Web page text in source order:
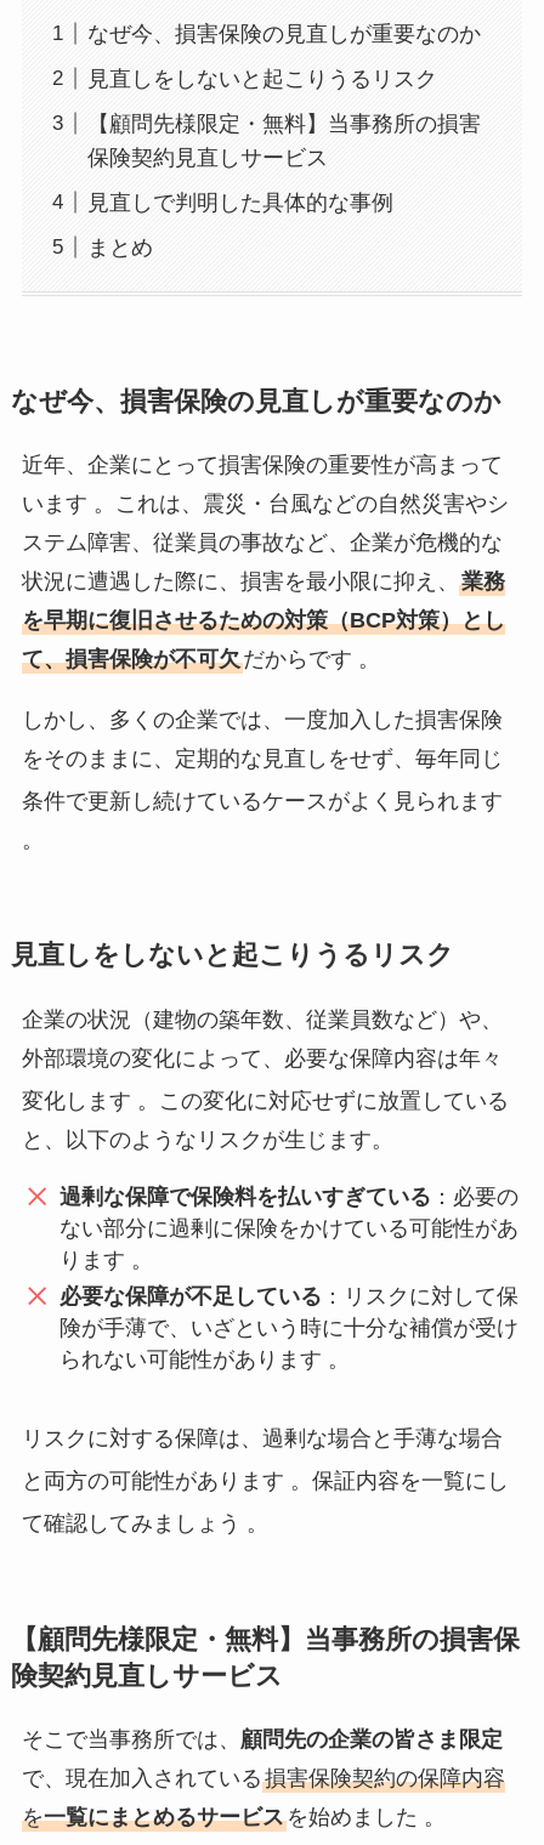
なぜ今、損害保険の見直しが重要なのか
見直しをしないと起こりうるリスク
【顧問先様限定・無料】当事務所の損害
保険契約見直しサービス
見直しで判明した具体的な事例
まとめ
なぜ今、損害保険の見直しが重要なのか
近年、企業にとって損害保険の重要性が高まって
います 。これは、震災・台風などの自然災害やシ
ステム障害、従業員の事故など、企業が危機的な
状況に遭遇した際に、損害を最小限に抑え、 業務
を早期に復旧させるための対策（BCP対策）とし
て、損害保険が不可欠だからです 。
しかし、多くの企業では、一度加入した損害保険
をそのままに、定期的な見直しをせず、毎年同じ
条件で更新し続けているケースがよく見られます
。
見直しをしないと起こりうるリスク
企業の状況（建物の築年数、従業員数など）や、
外部環境の変化によって、必要な保障内容は年々
変化します 。この変化に対応せずに放置している
と、以下のようなリスクが生じます。
過剰な保障で保険料を払いすぎている ：必要の
ない部分に過剰に保険をかけている可能性があ
ります 。
必要な保障が不足している ：リスクに対して保
険が手薄で、いざという時に十分な補償が受け
られない可能性があります 。
リスクに対する保障は、過剰な場合と手薄な場合
と両方の可能性があります 。保証内容を一覧にし
て確認してみましょう 。
【顧問先様限定・無料】当事務所の損害保
険契約見直しサービス
そこで当事務所では、 顧問先の企業の皆さま限定
で、現在加入されている損害保険契約の保障内容
を一覧にまとめるサービスを始めました 。